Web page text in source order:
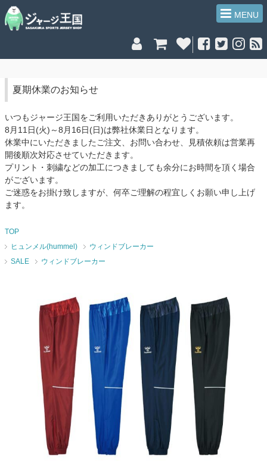
MENU
夏期休業のお知らせ
いつもジャージ王国をご利用いただきありがとうございます。
8月11日(火)～8月16日(日)は弊社休業日となります。
休業中にいただきましたご注文、お問い合わせ、見積依頼は営業再
開後順次対応させていただきます。
プリント・刺繍などの加工につきましても余分にお時間を頂く場合
がございます。
ご迷惑をお掛け致しますが、何卒ご理解の程宜しくお願い申し上げ
ます。
TOP
ヒュンメル(hummel)
ウィンドブレーカー
SALE
ウィンドブレーカー